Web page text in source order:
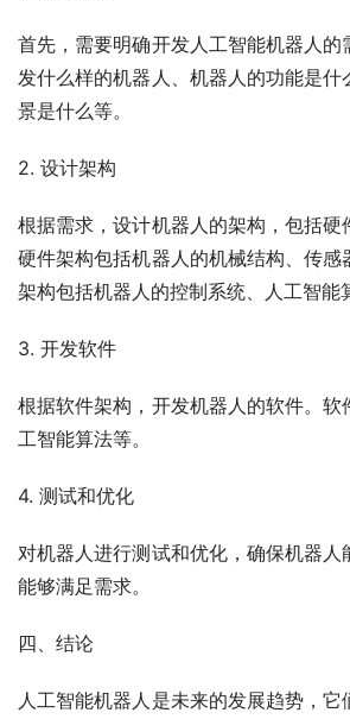
首先，需要明确开发人工智能机器人的
发什么样的机器人、机器人的功能是什
景是什么等。
2. 设计架构
根据需求，设计机器人的架构，包括硬
硬件架构包括机器人的机械结构、传感
架构包括机器人的控制系统、人工智能
3. 开发软件
根据软件架构，开发机器人的软件。软
工智能算法等。
4. 测试和优化
对机器人进行测试和优化，确保机器人
能够满足需求。
四、结论
人工智能机器人是未来的发展趋势，